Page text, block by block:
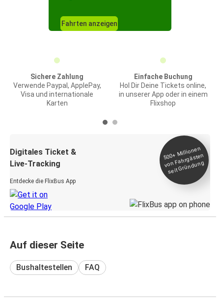
Fahrten anzeigen
Sichere Zahlung
Verwende Paypal, ApplePay,
Visa und internationale
Karten
Einfache Buchung
Hol Dir Deine Tickets online,
in unserer App oder in einem
Flixshop
Digitales Ticket &
Live-Tracking
Entdecke die FlixBus App
500+
Millionen
von Fahrgästen
seit
Gründung
Auf dieser Seite
Bushaltestellen FAQ